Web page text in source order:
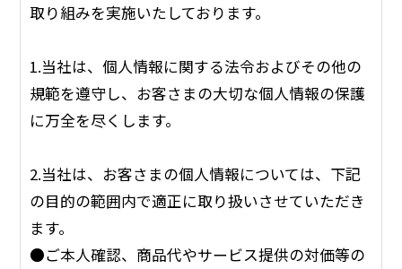
取り組みを実施いたしております。
1.当社は、個人情報に関する法令およびその他の
規範を遵守し、お客さまの大切な個人情報の保護
に万全を尽くします。
2.当社は、お客さまの個人情報については、下記
の目的の範囲内で適正に取り扱いさせていただき
ます。
●ご本人確認、商品代やサービス提供の対価等の